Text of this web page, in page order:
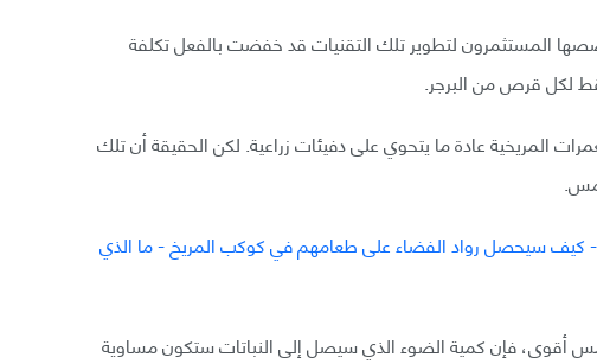
المستثمرون لتطوير تلك التقنيات قد خفضت بالفعل تكلفة
المريخية عادة ما يتحوي على دفيئات زراعية. لكن الحقيقة أن تلك
فإن كمية الضوء الذي سيصل إلى النباتات ستكون مساوية